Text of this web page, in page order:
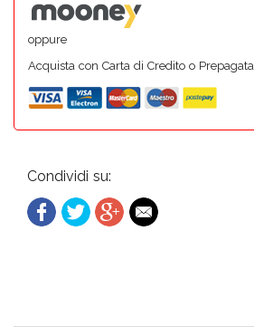
oppure
Acquista con Carta di Credito o Prepagata
Condividi su: